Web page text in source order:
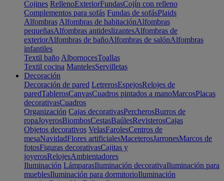
Cojines RellenoExteriorFundasCojín con relleno
Complementos para sofás Fundas de sofásPlaids
Alfombras Alfombras de habitaciónAlfombras
pequeñasAlfombras antideslizantesAlfombras de
exteriorAlfombras de bañoAlfombras de salónAlfombras
infantiles
Textil baño AlbornocesToallas
Textil cocina MantelesServilletas
Decoración
Decoración de pared LetrerosEspejosRelojes de
paredTablerosCanvasCuadros pintados a manoMarcosPlacas
decorativasCuadros
Organización Cajas decorativasPercherosBurros de
ropaJoyerosBiombosCestasBaúlesRevisterosCajas
Objetos decorativos VelasFarolesCentros de
mesaNavidadFlores artificialesMaceterosJarronesMarcos de
fotosFiguras decorativasCajitas y
joyerosRelojesAmbientadores
Iluminación LámparasIluminación decorativaIluminación para
mueblesIluminación para dormitorioIluminación